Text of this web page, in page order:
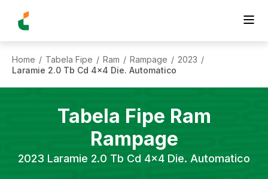
Home / Tabela Fipe / Ram / Rampage / 2023 /
Laramie 2.0 Tb Cd 4x4 Die. Automatico
Tabela Fipe Ram
Rampage
2023 Laramie 2.0 Tb Cd 4x4 Die. Automatico